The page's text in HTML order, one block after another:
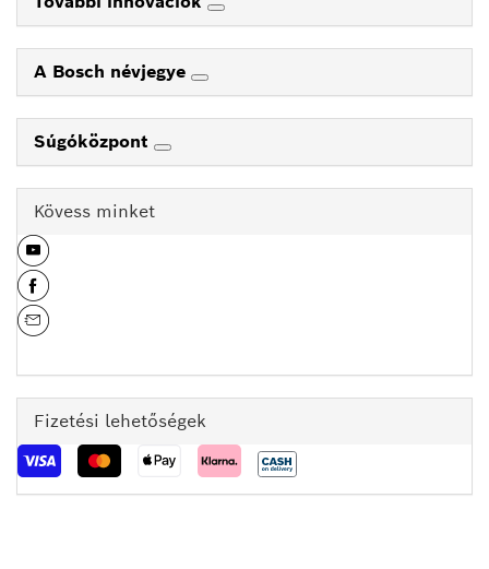
A Bosch névjegye
Súgóközpont
Kövess minket
Fizetési lehetőségek